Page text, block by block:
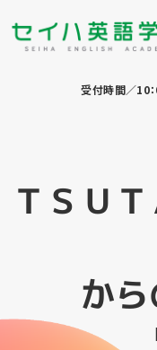
受付時間／10
ＴＳＵ
か